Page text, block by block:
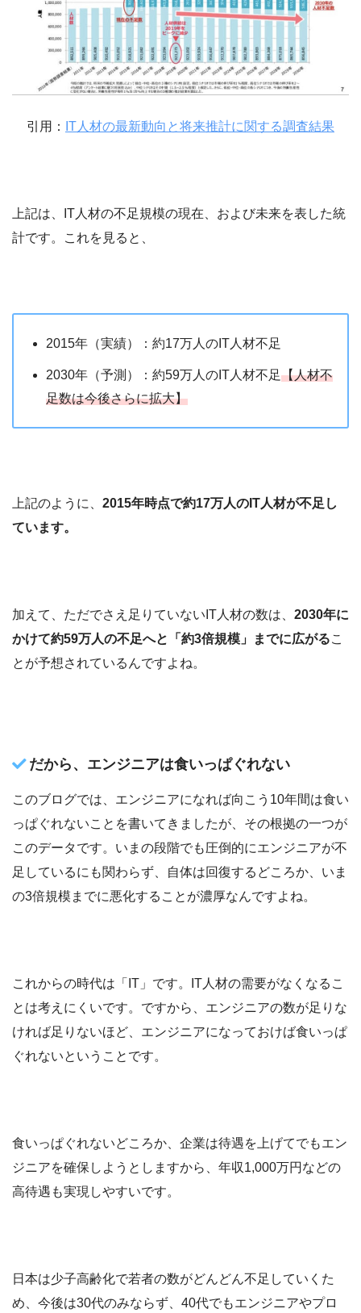
引用： IT人材の最新動向と将来推計に関する調査結果
上記は、IT人材の不足規模の現在、および未来を表した統
計です。これを見ると、
2015年（実績）：約17万人のIT人材不足
2030年（予測）：約59万人のIT人材不足【人材不
足数は今後さらに拡大】
上記のように、 2015年時点で約17万人のIT人材が不足し
ています。
加えて、ただでさえ足りていないIT人材の数は、 2030年に
かけて約59万人の不足へと「約3倍規模」までに広がるこ
とが予想されているんですよね。
だから、エンジニアは食いっぱぐれない
このブログでは、エンジニアになれば向こう10年間は食い
っぱぐれないことを書いてきましたが、その根拠の一つが
このデータです。いまの段階でも圧倒的にエンジニアが不
足しているにも関わらず、自体は回復するどころか、いま
の3倍規模までに悪化することが濃厚なんですよね。
これからの時代は「IT」です。IT人材の需要がなくなるこ
とは考えにくいです。ですから、エンジニアの数が足りな
ければ足りないほど、エンジニアになっておけば食いっぱ
ぐれないということです。
食いっぱぐれないどころか、企業は待遇を上げてでもエン
ジニアを確保しようとしますから、年収1,000万円などの
高待遇も実現しやすいです。
日本は少子高齢化で若者の数がどんどん不足していくた
め、今後は30代のみならず、40代でもエンジニアやプロ